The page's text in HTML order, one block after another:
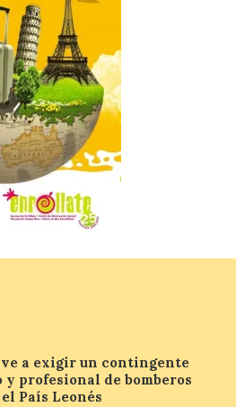
que el eclipse se
múltiples
la ciudad, por lo
será necesario
y se
Gijón/Xixón en
Los accesos a
de…
la
Una iniciativa
por la sección
la Asociación
a exigir un contingente
y profesional de bomberos
País Leonés